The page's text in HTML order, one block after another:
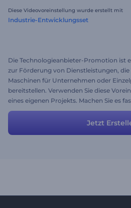
Diese Videovoreinstellung wurde erstellt mit
Industrie-Entwicklungsset
Die Technologieanbieter-Promotion ist
zur Förderung von Dienstleistungen, die
Maschinen für Unternehmen oder
bereitstellen. Verwenden Sie diese
eines eigenen Projekts. Machen Sie es
Verpassen Sie nicht Ihre Chance, Teil
der Weltwirtschaft zu werden. Laden Sie
ändern Sie den Text, fügen Sie Musik
Jetzt